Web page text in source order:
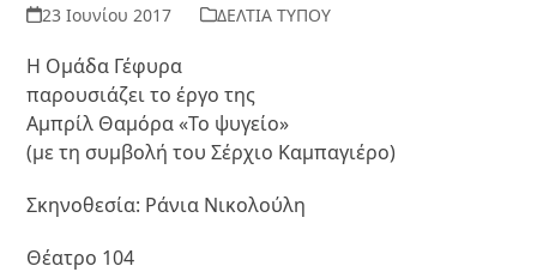
23 Ιουνίου 2017 ΔΕΛΤΙΑ ΤΥΠΟΥ
Η Ομάδα Γέφυρα
παρουσιάζει το έργο της
Αμπρίλ Θαμόρα «Το ψυγείο»
(με τη συμβολή του Σέρχιο Καμπαγιέρο)
Σκηνοθεσία: Ράνια Νικολούλη
Θέατρο 104